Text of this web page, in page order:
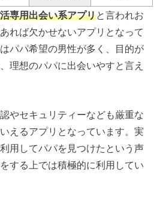
専用出会い系アプリと言われお
れば欠かせないアプリとなって
パパ希望の男性が多く、目的が
理想のパパに出会いやすと言え
やセキュリティーなども厳重な
えるアプリとなっています。実
用してパパを見つけたという声
する上では積極的に利用してい